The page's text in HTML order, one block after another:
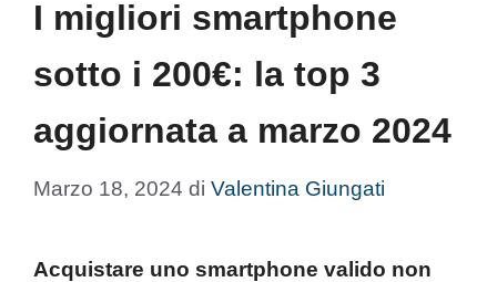
I migliori smartphone
sotto i 200€: la top 3
aggiornata a marzo 2024
Marzo 18, 2024 di Valentina Giungati
Acquistare uno smartphone valido non